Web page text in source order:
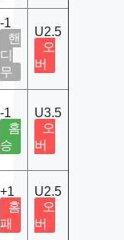
-1
핸
디
무
U2.5
오
버
-1
홈
승
U3.5
오
버
+1
홈
패
U2.5
오
버